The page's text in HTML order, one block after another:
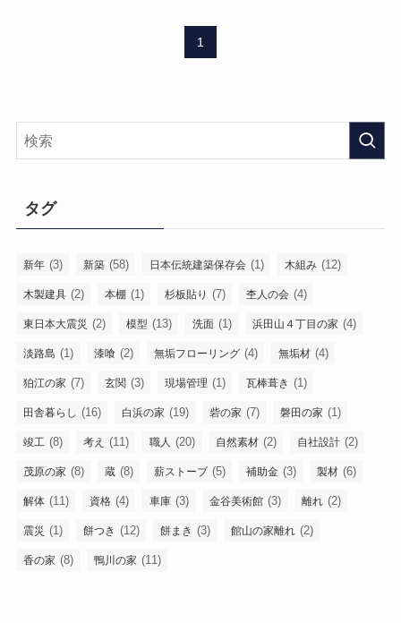
1
タグ
新年 (3) 新築 (58) 日本伝統建築保存会 (1) 木組み (12)
木製建具 (2) 本棚 (1) 杉板貼り (7) 杢人の会 (4)
東日本大震災 (2) 模型 (13) 洗面 (1) 浜田山４丁目の家 (4)
淡路島 (1) 漆喰 (2) 無垢フローリング (4) 無垢材 (4)
狛江の家 (7) 玄関 (3) 現場管理 (1) 瓦棒葺き (1)
田舎暮らし (16) 白浜の家 (19) 砦の家 (7) 磐田の家 (1)
竣工 (8) 考え (11) 職人 (20) 自然素材 (2) 自社設計 (2)
茂原の家 (8) 蔵 (8) 薪ストーブ (5) 補助金 (3) 製材 (6)
解体 (11) 資格 (4) 車庫 (3) 金谷美術館 (3) 離れ (2)
震災 (1) 餅つき (12) 餅まき (3) 館山の家離れ (2)
香の家 (8) 鴨川の家 (11)